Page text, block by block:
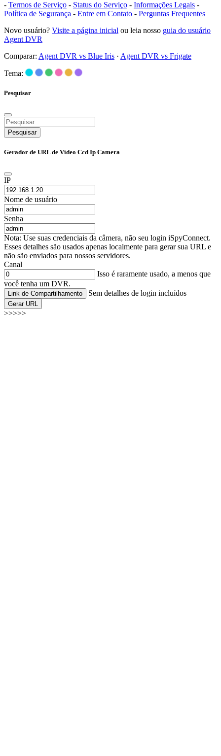
- Termos de Serviço - Status do Serviço - Informações Legais -
Política de Segurança - Entre em Contato - Perguntas Frequentes
Novo usuário? Visite a página inicial ou leia nosso guia do usuário
Agent DVR
Comparar: Agent DVR vs Blue Iris · Agent DVR vs Frigate
Tema:
Pesquisar
Pesquisar
Gerador de URL de Vídeo Ccd Ip Camera
IP
Nome de usuário
Senha
Nota: Use suas credenciais da câmera, não seu login iSpyConnect.
Esses detalhes são usados apenas localmente para gerar sua URL e
não são enviados para nossos servidores.
Canal
Isso é raramente usado, a menos que
você tenha um DVR.
Link de Compartilhamento Sem detalhes de login incluídos
Gerar URL
>>>>>